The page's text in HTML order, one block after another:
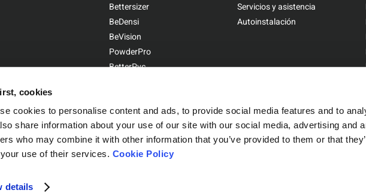
cookies
cookies to personalise content and ads, to provide social media features and to
share information about your use of our site with our social media, advertising and
who may combine it with other information that you’ve provided to them or that
use of their services. Cookie Policy
details
Bettersizer
BeDensi
BeVision
PowderPro
BetterPyc
Servicios y asistencia
Autoinstalación
Sitemap| Privacy Policy